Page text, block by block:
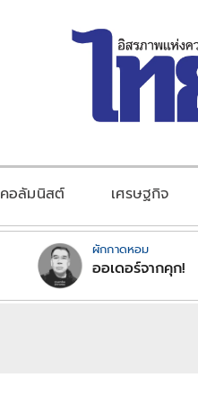
คอลัมนิสต์ เศรษฐกิจ
ผักกาดหอม
ออเดอร์จากคุก!